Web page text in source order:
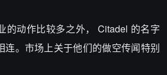
的动作比较多之外， Citadel 的名字
连。市场上关于他们的做空传闻特别